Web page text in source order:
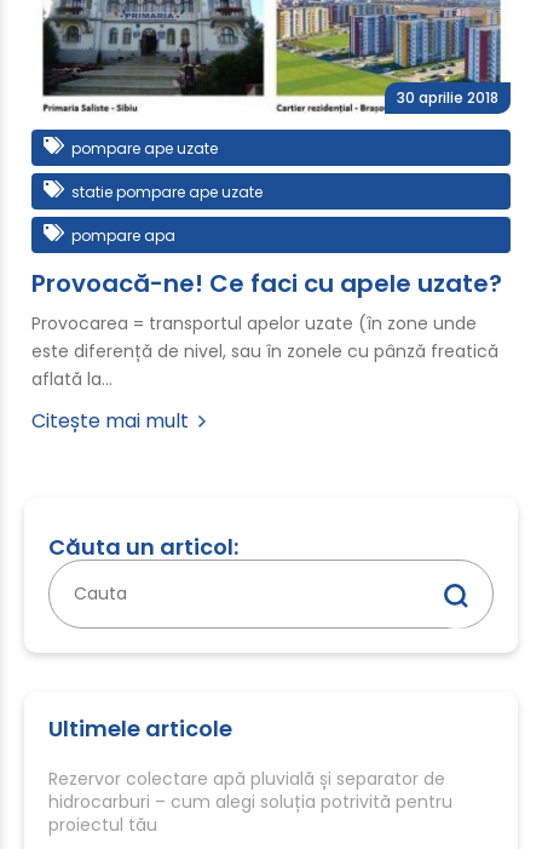
Căuta un articol:
Caută
după:
Ultimele articole
Rezervor colectare apă pluvială și separator de
hidrocarburi – cum alegi soluția potrivită pentru
proiectul tău
30 aprilie 2018
pompare ape uzate
statie pompare ape uzate
pompare apa
Provoacă-ne! Ce faci cu apele uzate?
Provocarea = transportul apelor uzate (în zone unde
este diferență de nivel, sau în zonele cu pânză freatică
aflată la…
Citește mai mult